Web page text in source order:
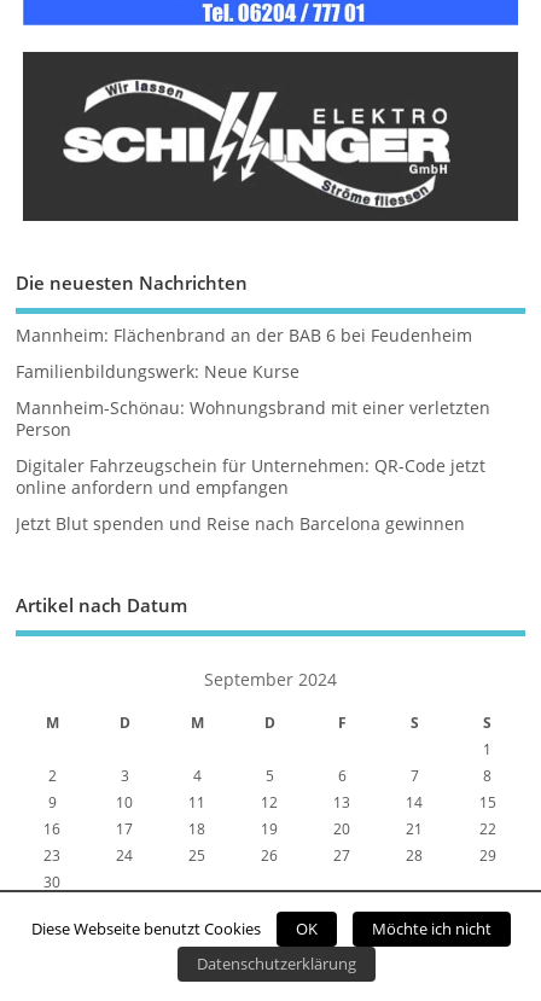
Die neuesten Nachrichten
Mannheim: Flächenbrand an der BAB 6 bei Feudenheim
Familienbildungswerk: Neue Kurse
Mannheim-Schönau: Wohnungsbrand mit einer verletzten
Person
Digitaler Fahrzeugschein für Unternehmen: QR-Code jetzt
online anfordern und empfangen
Jetzt Blut spenden und Reise nach Barcelona gewinnen
Artikel nach Datum
September 2024
M D M D F S S
Okt. »
1
2
3 4 5 6 7
8
9
10 11 12 13 14
15
16
17 18 19 20 21
22
23
24 25 26 27 28
29
30
Diese Webseite benutzt Cookies OK
Möchte ich nicht
Datenschutzerklärung